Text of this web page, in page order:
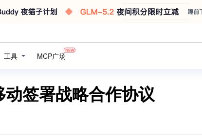
工具 MCP广场
签署战略合作协议